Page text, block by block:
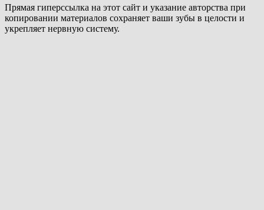
Прямая гиперссылка на этот сайт и указание авторства при
копировании материалов сохраняет ваши зубы в целости и
укрепляет нервную систему.